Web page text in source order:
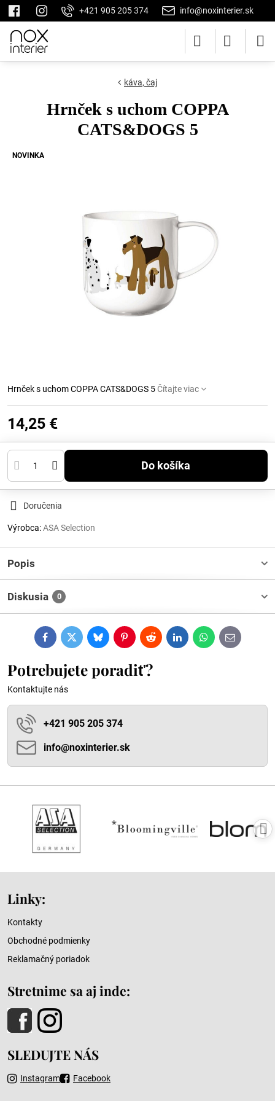
+421 905 205 374 info@noxinterier.sk
NOVINKA
káva, čaj
Hrnček s uchom COPPA
CATS&DOGS 5
Hrnček s uchom COPPA CATS&DOGS 5Čítajte viac
14,25 €
Do košíka
Doručenia
Výrobca:ASA Selection
Popis
Diskusia 0
FacebookTwitterBlueskyPinterestRedditLinkedInWhatsApp
E-
mail
Potrebujete poradiť?
Kontaktujte nás
+421 905 205 374
info​@noxinterier​.sk
Linky:
Kontakty
Obchodné podmienky
Reklamačný poriadok
Stretnime sa aj inde:
SLEDUJTE NÁS
Instagram Facebook